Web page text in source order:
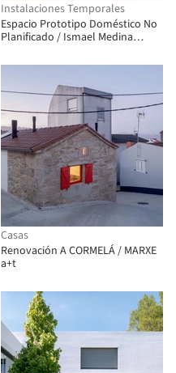
Instalaciones Temporales
Espacio Prototipo Doméstico No
Planificado / Ismael Medina
Casas
Renovación A CORMELÁ / MARXE
a+t